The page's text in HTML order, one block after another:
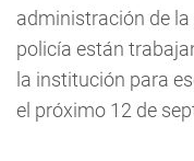
administración de
policía están
la institución para
el próximo 12 de